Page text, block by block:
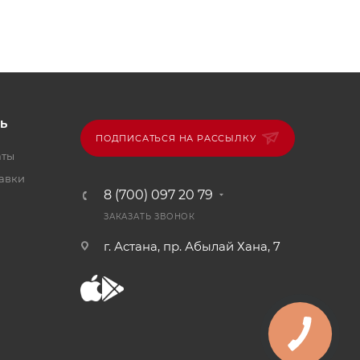
ПОДПИСАТЬСЯ НА РАССЫЛКУ
8 (700) 097 20 79
ЗАКАЗАТЬ ЗВОНОК
г. Астана, пр. Абылай Хана, 7